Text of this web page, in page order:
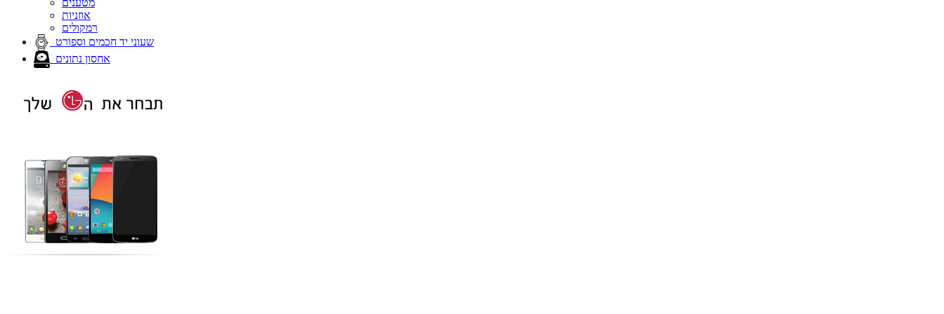
מטענים
אוזניות
רמקולים
שעוני יד חכמים וספורט
אחסון נתונים